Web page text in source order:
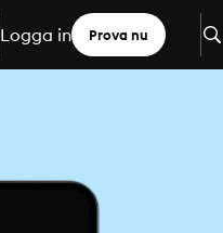
Logga in Prova nu